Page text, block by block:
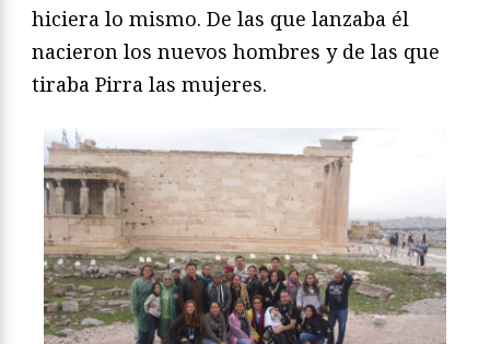
hiciera lo mismo. De las que lanzaba él
nacieron los nuevos hombres y de las que
tiraba Pirra las mujeres.